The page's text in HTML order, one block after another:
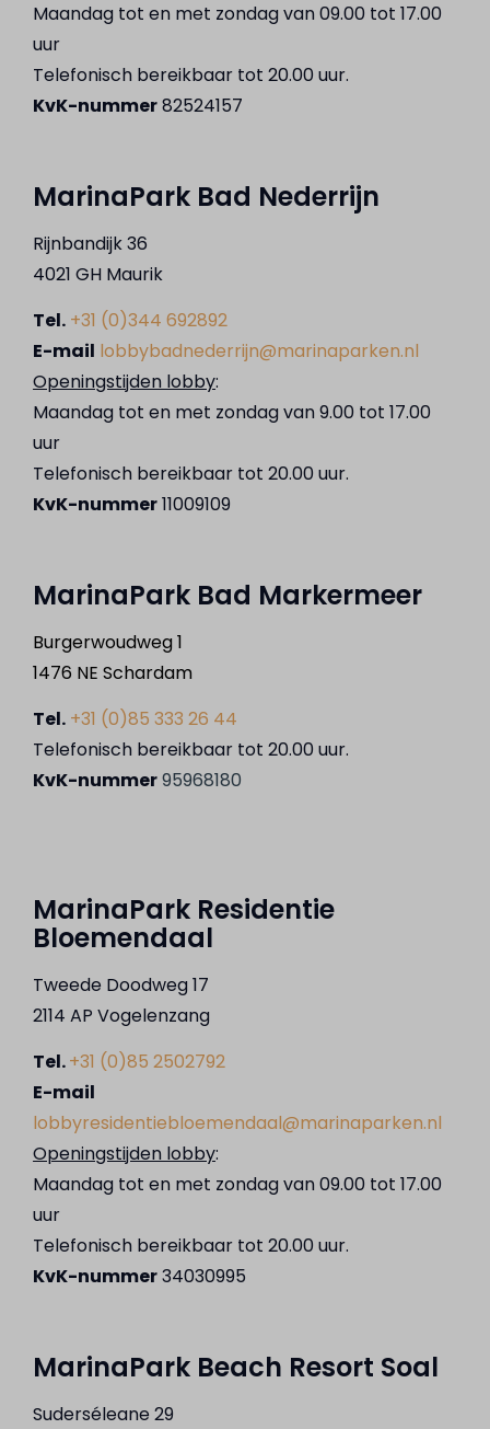
Maandag tot en met zondag van 09.00 tot 17.00
uur
Telefonisch bereikbaar tot 20.00 uur.
KvK-nummer82524157
MarinaPark Bad Nederrijn
Rijnbandijk 36
4021 GH Maurik
Tel. +31 (0)344 692892
E-mail lobbybadnederrijn@marinaparken.nl
Openingstijden lobby:
Maandag tot en met zondag van 9.00 tot 17.00
uur
Telefonisch bereikbaar tot 20.00 uur.
KvK-nummer11009109
MarinaPark Bad Markermeer
Burgerwoudweg 1
1476 NE Schardam
Tel. +31 (0)85 333 26 44
Telefonisch bereikbaar tot 20.00 uur.
KvK-nummer95968180
MarinaPark Residentie
Bloemendaal
Tweede Doodweg 17
2114 AP Vogelenzang
Tel.+31 (0)85 2502792
E-mail
lobbyresidentiebloemendaal@marinaparken.nl
Openingstijden lobby:
Maandag tot en met zondag van 09.00 tot 17.00
uur
Telefonisch bereikbaar tot 20.00 uur.
KvK-nummer34030995
MarinaPark Beach Resort Soal
Suderséleane 29